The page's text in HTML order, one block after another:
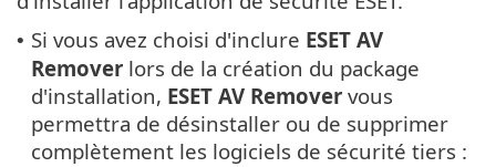
• Si vous avez choisi d'inclure ESET AV
Remover lors de la création du package
d'installation, ESET AV Remover vous
permettra de désinstaller ou de supprimer
complètement les logiciels de sécurité tiers :